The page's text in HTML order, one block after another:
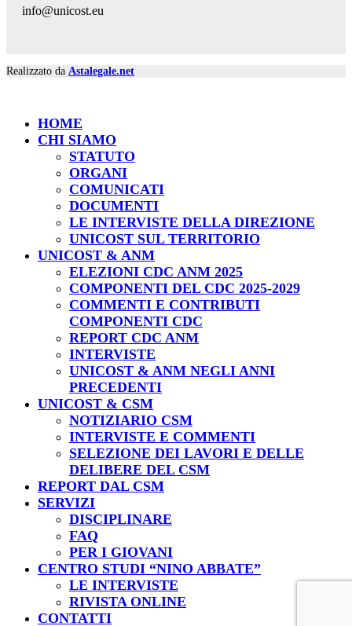
info@unicost.eu
Realizzato da Astalegale.net
HOME
CHI SIAMO
STATUTO
ORGANI
COMUNICATI
DOCUMENTI
LE INTERVISTE DELLA DIREZIONE
UNICOST SUL TERRITORIO
UNICOST & ANM
ELEZIONI CDC ANM 2025
COMPONENTI DEL CDC 2025-2029
COMMENTI E CONTRIBUTI
COMPONENTI CDC
REPORT CDC ANM
INTERVISTE
UNICOST & ANM NEGLI ANNI
PRECEDENTI
UNICOST & CSM
NOTIZIARIO CSM
INTERVISTE E COMMENTI
SELEZIONE DEI LAVORI E DELLE
DELIBERE DEL CSM
REPORT DAL CSM
SERVIZI
DISCIPLINARE
FAQ
PER I GIOVANI
CENTRO STUDI “NINO ABBATE”
LE INTERVISTE
RIVISTA ONLINE
CONTATTI